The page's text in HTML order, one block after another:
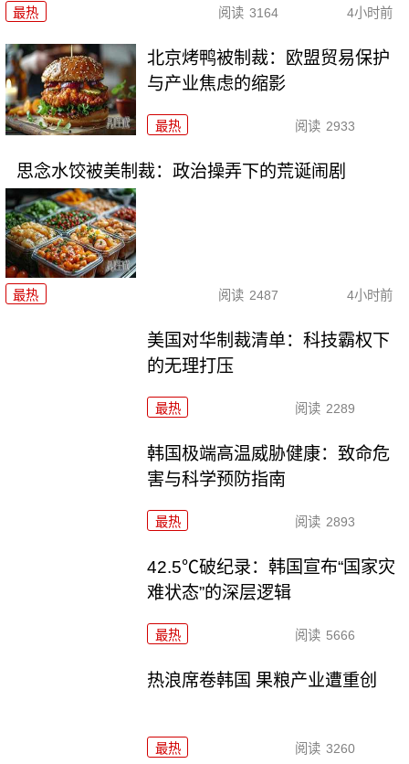
最热 阅读 3164 4小时前
北京烤鸭被制裁：欧盟贸易保护
与产业焦虑的缩影
最热 阅读 2933
思念水饺被美制裁：政治操弄下的荒诞闹剧
最热 阅读 2487 4小时前
美国对华制裁清单：科技霸权下
的无理打压
最热 阅读 2289
韩国极端高温威胁健康：致命危
害与科学预防指南
最热 阅读 2893
42.5℃破纪录：韩国宣布“国家灾
难状态”的深层逻辑
最热 阅读 5666
热浪席卷韩国 果粮产业遭重创
最热 阅读 3260